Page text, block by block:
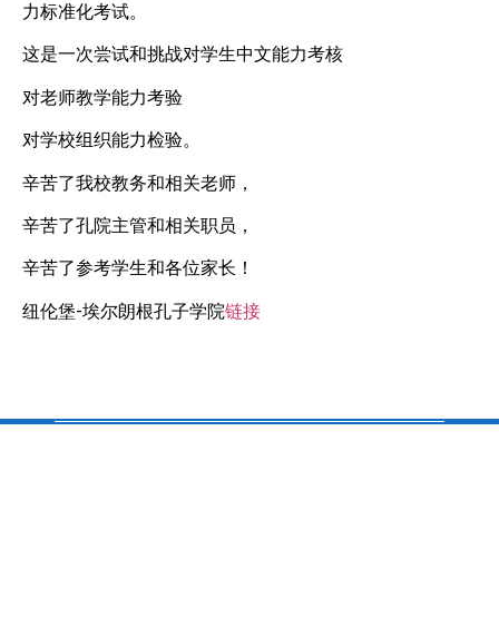
力标准化考试。
这是一次尝试和挑战对学生中文能力考核
对老师教学能力考验
对学校组织能力检验。
辛苦了我校教务和相关老师，
辛苦了孔院主管和相关职员，
辛苦了参考学生和各位家长！
纽伦堡-埃尔朗根孔子学院链接